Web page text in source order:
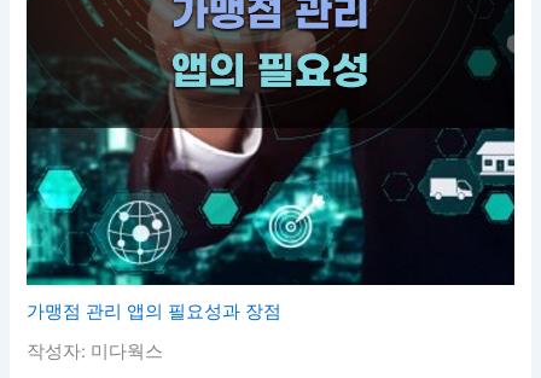
가맹점 관리 앱의 필요성과 장점
작성자: 미다웍스